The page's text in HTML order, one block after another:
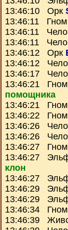
13:46:10 Орк
13:46:11 Гном
13:46:11
13:46:11
13:46:12 Орк
13:46:12
13:46:17
13:46:21 Гном
помощника
13:46:21 Гном
13:46:22 Гном
13:46:26
13:46:26
13:46:27 Гном
13:46:27
клон
13:46:27
13:46:29
13:46:29
13:46:34 Гном
13:46:39